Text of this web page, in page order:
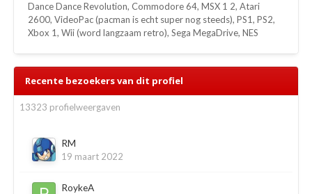
Dance Dance Revolution, Commodore 64, MSX 1 2, Atari
2600, VideoPac (pacman is echt super nog steeds), PS1, PS2,
Xbox 1, Wii (word langzaam retro), Sega MegaDrive, NES
Recente bezoekers van dit profiel
13323 profielweergaven
RM
19 maart 2022
RoykeA